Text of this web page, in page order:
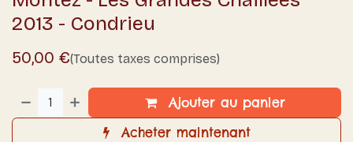
2013 - Condrieu
50,00 €(Toutes taxes comprises)
Ajouter au panier
Acheter maintenant